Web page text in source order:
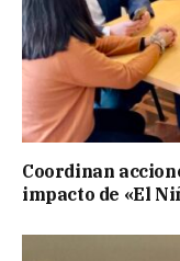
Coordinan
impacto de «El